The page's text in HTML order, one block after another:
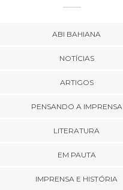
ABI BAHIANA
NOTÍCIAS
ARTIGOS
PENSANDO A IMPRENSA
LITERATURA
EM PAUTA
IMPRENSA E HISTÓRIA